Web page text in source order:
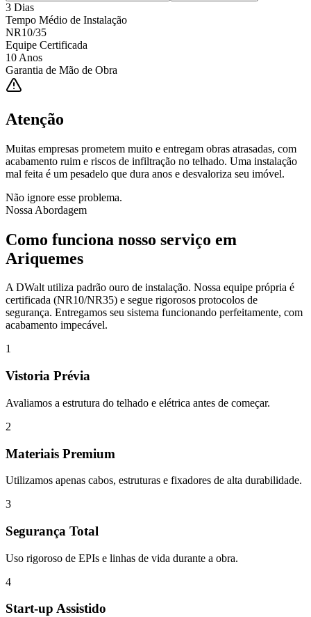
3 Dias
Tempo Médio de Instalação
NR10/35
Equipe Certificada
10 Anos
Garantia de Mão de Obra
Atenção
Muitas empresas prometem muito e entregam obras atrasadas, com
acabamento ruim e riscos de infiltração no telhado. Uma instalação
mal feita é um pesadelo que dura anos e desvaloriza seu imóvel.
Não ignore esse problema.
Nossa Abordagem
Como funciona nosso serviço em
Ariquemes
A DWalt utiliza padrão ouro de instalação. Nossa equipe própria é
certificada (NR10/NR35) e segue rigorosos protocolos de
segurança. Entregamos seu sistema funcionando perfeitamente, com
acabamento impecável.
1
Vistoria Prévia
Avaliamos a estrutura do telhado e elétrica antes de começar.
2
Materiais Premium
Utilizamos apenas cabos, estruturas e fixadores de alta durabilidade.
3
Segurança Total
Uso rigoroso de EPIs e linhas de vida durante a obra.
4
Start-up Assistido